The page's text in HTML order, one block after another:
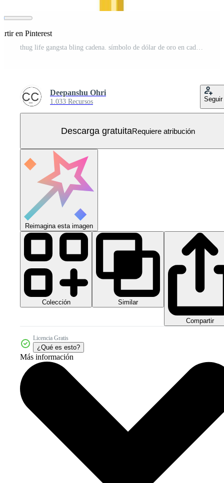
en Pinterest
thug life gangsta bling cadena. símbolo de dólar de oro en cadena de oro collar de estilo hip hop rap de vector. dinero americano y ilustración de lujo financiero aislado vector plano. Vector Gratis
Deepanshu Ohri
1.033 Recursos Seguir
Descarga gratuitaRequiere atribución
Reimagina esta imagen
Colección Similar
Compartir
Licencia Gratis
¿Qué es esto?
Más información